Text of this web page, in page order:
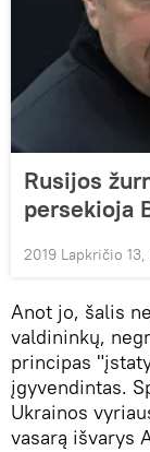
Rusijos
persekioja
2019 Lapkričio
Anot jo, šalis
valdininkų,
principas
įgyvendintas.
Ukrainos
vasarą išvarys